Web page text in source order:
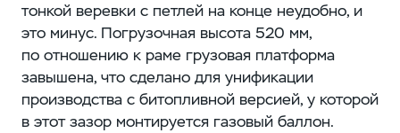
тонкой веревки с петлей на конце неудобно, и
это минус. Погрузочная высота 520 мм,
по отношению к раме грузовая платформа
завышена, что сделано для унификации
производства с битопливной версией, у которой
в этот зазор монтируется газовый баллон.